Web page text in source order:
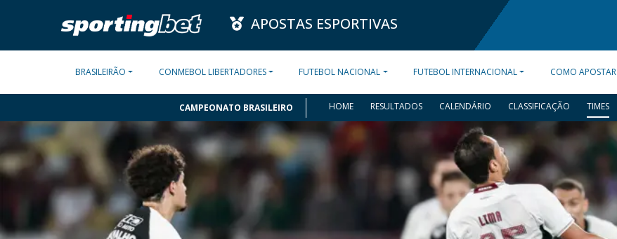
APOSTAS ESPORTIVAS
BRASILEIRÃO CONMEBOL LIBERTADORES FUTEBOL NACIONAL FUTEBOL INTERNACIONAL COMO APOSTAR
CAMPEONATO BRASILEIRO HOME RESULTADOS CALENDÁRIO CLASSIFICAÇÃO TIMES